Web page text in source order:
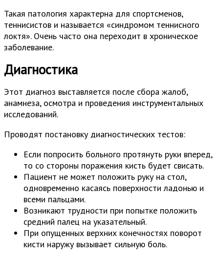
Такая патология характерна для спортсменов,
теннисистов и называется «синдромом теннисного
локтя». Очень часто она переходит в хроническое
заболевание.
Диагностика
Этот диагноз выставляется после сбора жалоб,
анамнеза, осмотра и проведения инструментальных
исследований.
Проводят постановку диагностических тестов:
Если попросить больного протянуть руки вперед,
то со стороны поражения кисть будет свисать.
Пациент не может положить руку на стол,
одновременно касаясь поверхности ладонью и
всеми пальцами.
Возникают трудности при попытке положить
средний палец на указательный.
При опущенных верхних конечностях поворот
кисти наружу вызывает сильную боль.